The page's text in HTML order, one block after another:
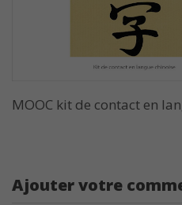
MOOC kit de contact en
Ajouter votre